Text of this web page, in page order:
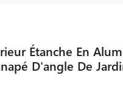
Étanche En
D'angle De